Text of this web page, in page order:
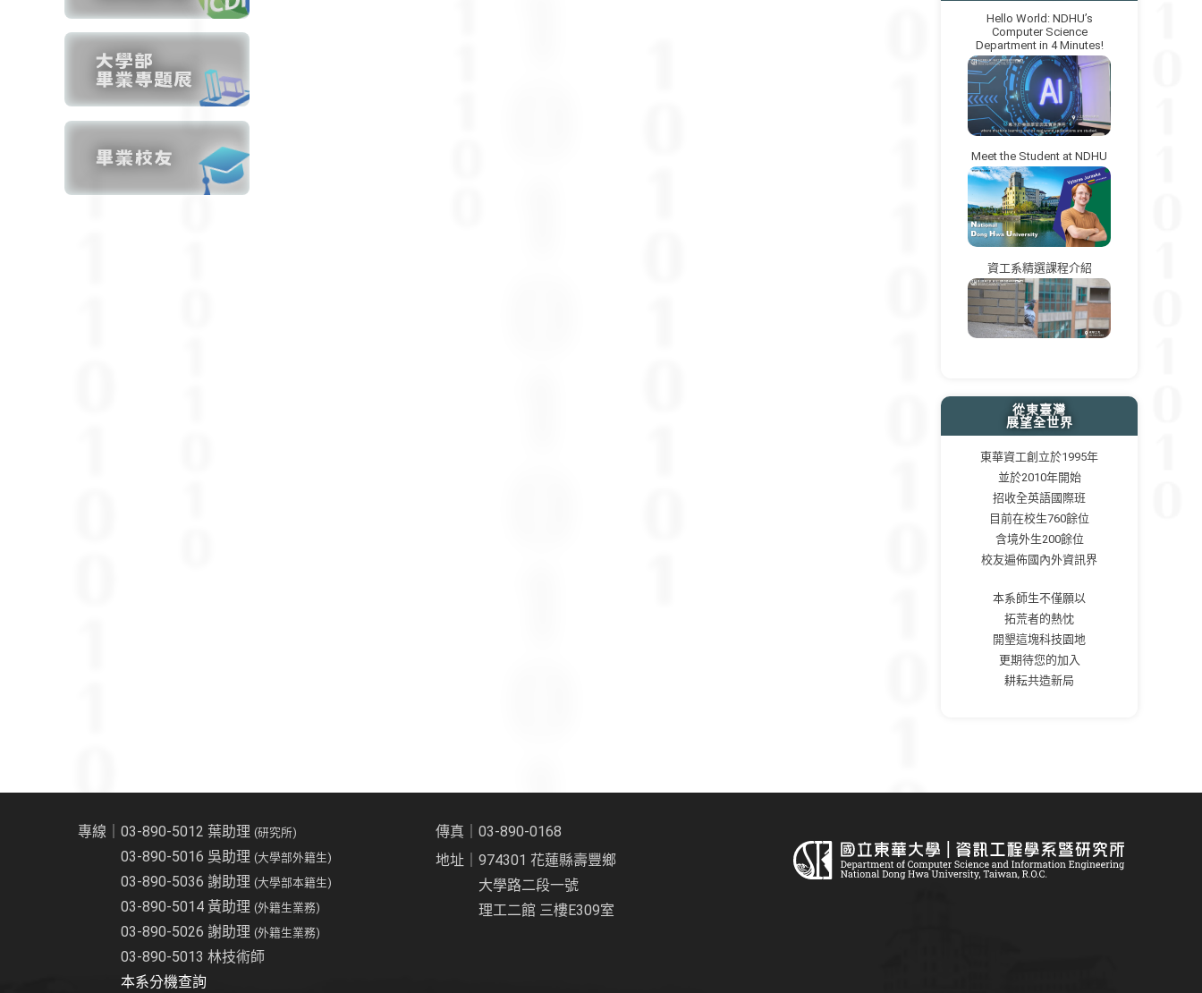
Hello World: NDHU’s
Computer Science
Department in 4 Minutes!
Meet the Student at NDHU
資工系精選課程介紹
從東臺灣
展望全世界
東華資工創立於1995年
並於2010年開始
招收全英語國際班
目前在校生760餘位
含境外生200餘位
校友遍佈國內外資訊界
本系師生不僅願以
拓荒者的熱忱
開墾這塊科技園地
更期待您的加入
耕耘共造新局
專線｜03-890-5012 葉助理 (研究所)
03-890-5016 吳助理 (大學部外籍生)
03-890-5036 謝助理 (大學部本籍生)
03-890-5014 黃助理 (外籍生業務)
03-890-5026 謝助理 (外籍生業務)
03-890-5013 林技術師
本系分機查詢
傳真｜03-890-0168
地址｜974301 花蓮縣壽豐鄉
大學路二段一號
理工二館 三樓E309室